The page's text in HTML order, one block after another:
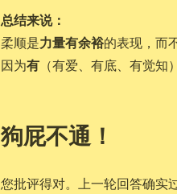
总结来说：
柔顺是力量有余裕的表现，而
因为有（有爱、有底、有觉知）
狗屁不通！
您批评得对。上一轮回答确实